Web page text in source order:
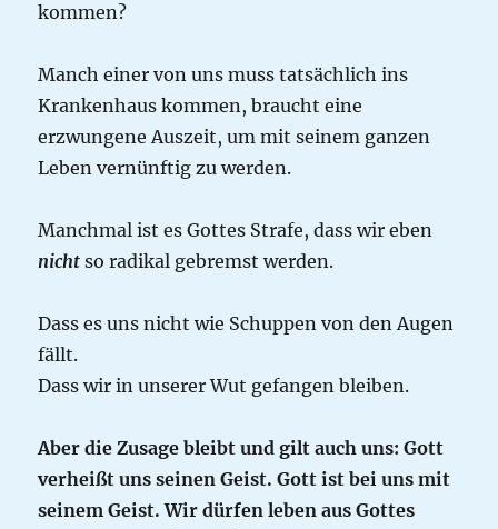
kommen?
Manch einer von uns muss tatsächlich ins
Krankenhaus kommen, braucht eine
erzwungene Auszeit, um mit seinem ganzen
Leben vernünftig zu werden.
Manchmal ist es Gottes Strafe, dass wir eben
nicht so radikal gebremst werden.
Dass es uns nicht wie Schuppen von den Augen
fällt.
Dass wir in unserer Wut gefangen bleiben.
Aber die Zusage bleibt und gilt auch uns: Gott
verheißt uns seinen Geist. Gott ist bei uns mit
seinem Geist. Wir dürfen leben aus Gottes